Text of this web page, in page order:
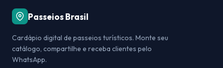
Passeios Brasil
Cardápio digital de passeios turísticos. Monte seu
catálogo, compartilhe e receba clientes pelo
WhatsApp.